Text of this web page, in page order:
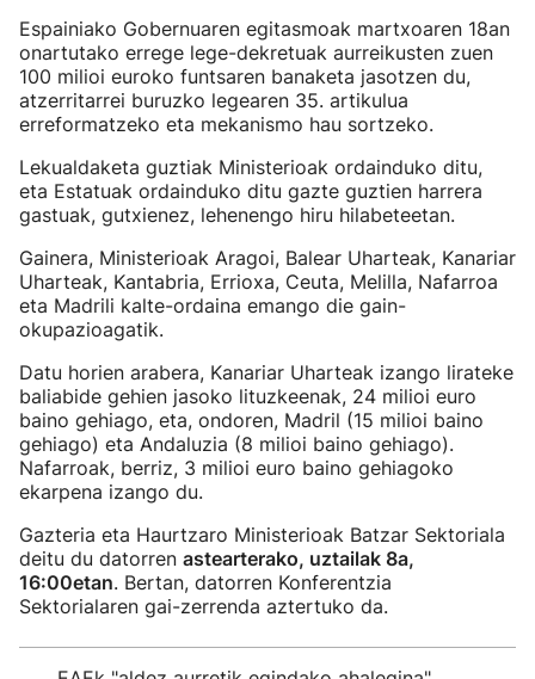
Espainiako Gobernuaren egitasmoak martxoaren 18an
onartutako errege lege-dekretuak aurreikusten zuen
100 milioi euroko funtsaren banaketa jasotzen du,
atzerritarrei buruzko legearen 35. artikulua
erreformatzeko eta mekanismo hau sortzeko.
Lekualdaketa guztiak Ministerioak ordainduko ditu,
eta Estatuak ordainduko ditu gazte guztien harrera
gastuak, gutxienez, lehenengo hiru hilabeteetan.
Gainera, Ministerioak Aragoi, Balear Uharteak, Kanariar
Uharteak, Kantabria, Errioxa, Ceuta, Melilla, Nafarroa
eta Madrili kalte-ordaina emango die gain-
okupazioagatik.
Datu horien arabera, Kanariar Uharteak izango lirateke
baliabide gehien jasoko lituzkeenak, 24 milioi euro
baino gehiago, eta, ondoren, Madril (15 milioi baino
gehiago) eta Andaluzia (8 milioi baino gehiago).
Nafarroak, berriz, 3 milioi euro baino gehiagoko
ekarpena izango du.
Gazteria eta Haurtzaro Ministerioak Batzar Sektoriala
deitu du datorren astearterako, uztailak 8a,
16:00etan. Bertan, datorren Konferentzia
Sektorialaren gai-zerrenda aztertuko da.